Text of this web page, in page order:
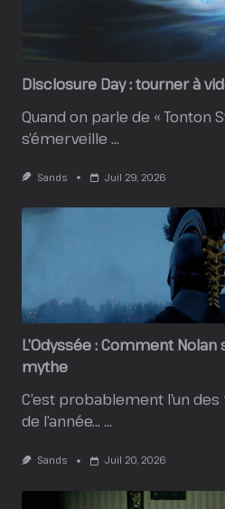
Disclosure Day : tourner à
Quand on parle de « Tonton
s’émerveille ...
Sands Juil 29, 2026
L’Odyssée : Comment
mythe
C’est probablement l’un
de l’année… ...
Sands Juil 20, 2026